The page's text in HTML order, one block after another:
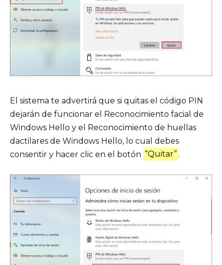
El sistema te advertirá que si quitas el código PIN
dejarán de funcionar el Reconocimiento facial de
Windows Hello y el Reconocimiento de huellas
dactilares de Windows Hello, lo cual debes
consentir y hacer clic en el botón “Quitar” .